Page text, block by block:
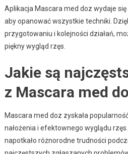
Aplikacja Mascara med doz wydaje
aby opanować wszystkie techniki.
przygotowaniu i kolejności działań,
piękny wygląd rzęs.
Jakie są
z Mascara med
Mascara med doz zyskała
nałożenia i efektownego wyglądu
napotkało różnorodne trudności